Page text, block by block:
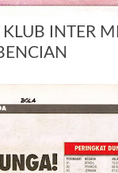
KLUB INTER